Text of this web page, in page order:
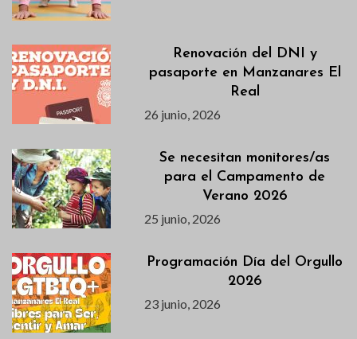
Renovación del DNI y
pasaporte en Manzanares El
Real
26 junio, 2026
Se necesitan monitores/as
para el Campamento de
Verano 2026
25 junio, 2026
Programación Día del Orgullo
2026
23 junio, 2026